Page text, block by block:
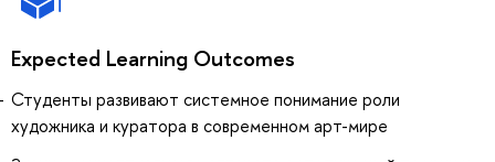
Expected Learning Outcomes
Студенты развивают системное понимание роли
художника и куратора в современном арт-мире